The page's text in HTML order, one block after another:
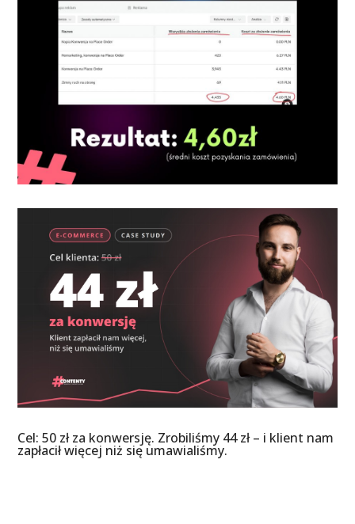
Cel: 50 zł za konwersję. Zrobiliśmy 44 zł – i klient nam
zapłacił więcej niż się umawialiśmy.